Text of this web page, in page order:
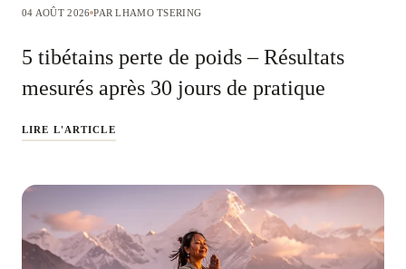
04 AOÛT 2026 PAR LHAMO TSERING
5 tibétains perte de poids – Résultats
mesurés après 30 jours de pratique
LIRE L'ARTICLE